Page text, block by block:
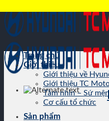
to
content
Trang chủ
Giới thiệu
Giới thiệu về
Giới thiệu TC
Tầm nhìn – Sứ
Cơ cấu tổ chức
Sản phẩm